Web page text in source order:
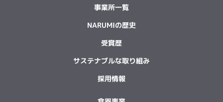
事業所一覧
NARUMIの歴史
受賞歴
サステナブルな取り組み
採用情報